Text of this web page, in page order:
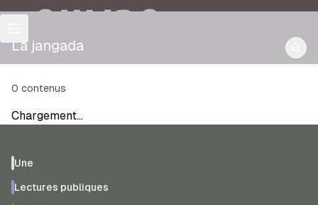
OULIPO
La jangada
0 contenus
Chargement…
Une
Lectures publiques